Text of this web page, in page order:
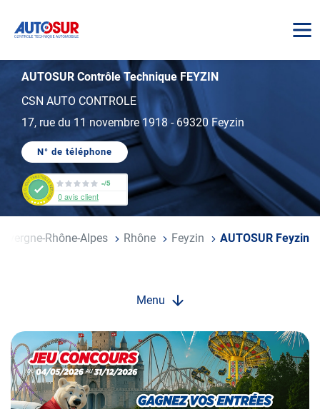
AUTOSUR Contrôle Technique FEYZIN
CSN AUTO CONTROLE
17, rue du 11 novembre 1918 - 69320 Feyzin
N° de téléphone
AFFICHER
LE
DE
TÉLÉPHONE
DU
AUTOSUR
FEYZIN
-/5
0avis client
Rhône-Alpes Rhône Feyzin AUTOSUR Feyzin
Menu
Opération
spéciale
Mai
-
Décembre